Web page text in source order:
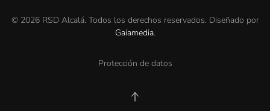
© 2026RSD Alcalá. Todos los derechos reservados. Diseñado por
Gaiamedia.
Protección de datos